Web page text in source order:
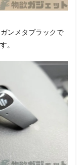
ンメタブラックで
。